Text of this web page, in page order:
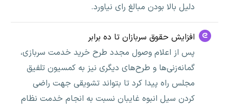
دلیل بالا بودن مبالغ رای نیاورد.
افزایش حقوق سربازان تا ده برابر
پس از اعلام وصول مجدد طرح خرید خدمت سربازی،
گمانه‌زنی‌ها و طرح‌های دیگری نیز به کمسیون تلفیق
مجلس راه پیدا کرد تا بتواند تشویقی جهت راضی
کردن سیل انبوه غایبان نسبت به انجام خدمت نظام